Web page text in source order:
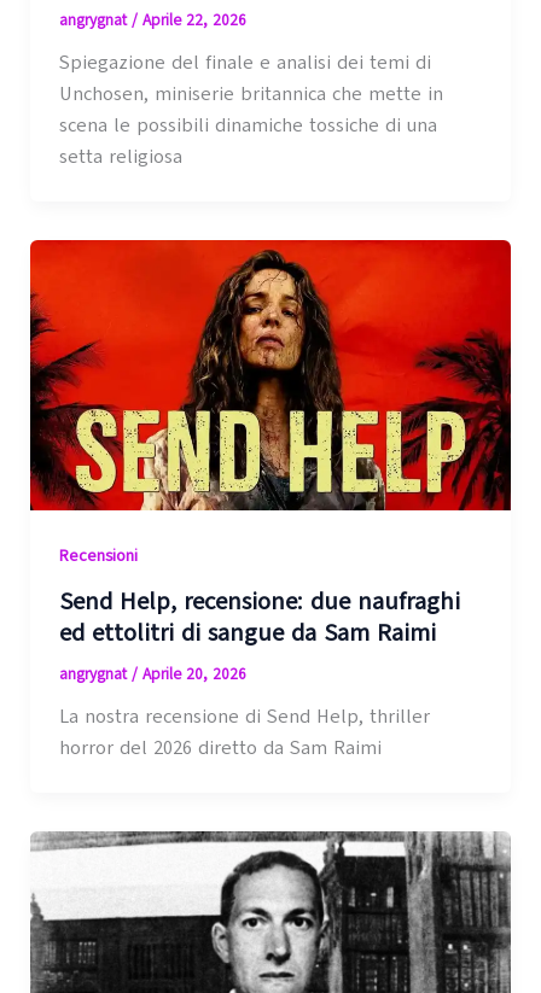
angrygnat/ Aprile 22, 2026
Spiegazione del finale e analisi dei temi di
Unchosen, miniserie britannica che mette in
scena le possibili dinamiche tossiche di una
setta religiosa
Recensioni
Send Help, recensione: due naufraghi
ed ettolitri di sangue da Sam Raimi
angrygnat/ Aprile 20, 2026
La nostra recensione di Send Help, thriller
horror del 2026 diretto da Sam Raimi